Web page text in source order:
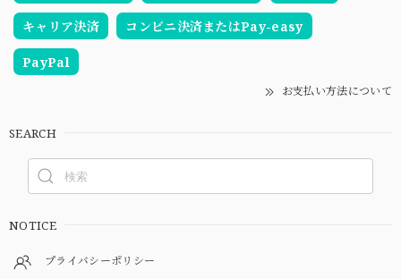
キャリア決済 コンビニ決済またはPay-easy
PayPal
お支払い方法について
SEARCH
NOTICE
プライバシーポリシー